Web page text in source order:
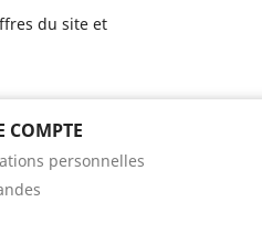
du site et
COMPTE
personnelles